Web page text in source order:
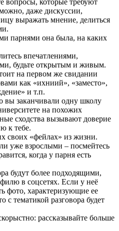
даже дискуссии,
выражать мнение, делиться
парнями она была, на каких
впечатлениями,
будьте открытым и живым.
на первом же свидании
как «ихниий», «заместо»,
и т.п.
вы заканчивали одну школу
на похожих
сходства вызывают доверие
к тебе.
своих «фейлах» из жизни.
уже взрослыми – посмейтесь
когда у парня есть
будут более подходящими,
в соцсетях. Если у неё
фото, характеризующие ее
с тематикой разговора будет
рассказывайте больше